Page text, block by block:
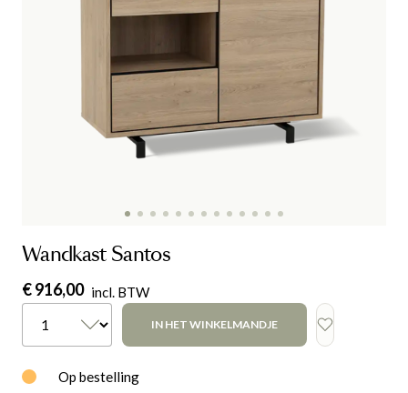
Wandkast Santos
€ 916,00 incl. BTW
IN HET WINKELMANDJE
Op bestelling